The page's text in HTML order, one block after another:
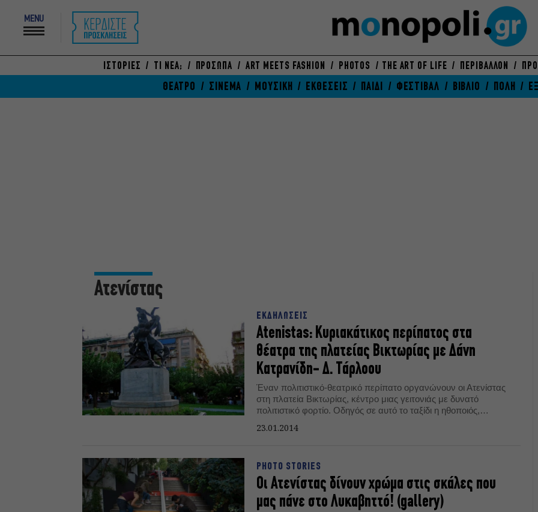
MENU
ΙΣΤΟΡΙΕΣ ΤΙ ΝΕΑ; ΠΡΟΣΩΠΑ ART MEETS FASHION PHOTOS THE ART OF LIFE ΠΕΡΙΒΑΛΛΟΝ
ΘΕΑΤΡΟ ΣΙΝΕΜΑ ΜΟΥΣΙΚΗ ΕΚΘΕΣΕΙΣ ΠΑΙΔΙ ΦΕΣΤΙΒΑΛ ΒΙΒΛΙΟ ΠΟΛΗ
Ατενίστας
ΕΚΔΗΛΩΣΕΙΣ
Atenistas: Κυριακάτικος περίπατος στα
θέατρα της πλατείας Βικτωρίας με Δάνη
Κατρανίδη- Δ. Τάρλοου
Έναν πολιτιστικό-θεατρικό περίπατο οργανώνουν οι Ατενίστας
στη πλατεία Βικτωρίας, κέντρο μιας γειτονιάς με δυνατό
πολιτιστικό φορτίο. Οδηγός σε αυτό το ταξίδι η ηθοποιός,
«Θεώρησης» κα. Μαίη Σεβαστοπούλου. Μεταξύ άλλων, θα
23.01.2014
PHOTO STORIES
Οι Ατενίστας δίνουν χρώμα στις σκάλες που
μας πάνε στο Λυκαβηττό! (gallery)